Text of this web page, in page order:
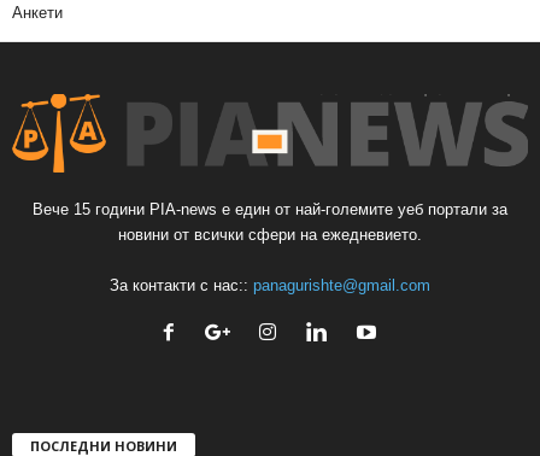
Анкети
Вече 15 години PIA-news е един от най-големите уеб портали за
новини от всички сфери на ежедневието.
За контакти с нас:: panagurishte@gmail.com
ПОСЛЕДНИ НОВИНИ